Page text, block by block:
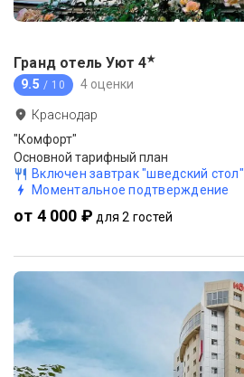
Гранд отель Уют 4★
9.5 / 10 4 оценки
Краснодар
"Комфорт"
Основной тарифный план
Включен завтрак "шведский стол"
Моментальное подтверждение
от 4 000 ₽ для 2 гостей